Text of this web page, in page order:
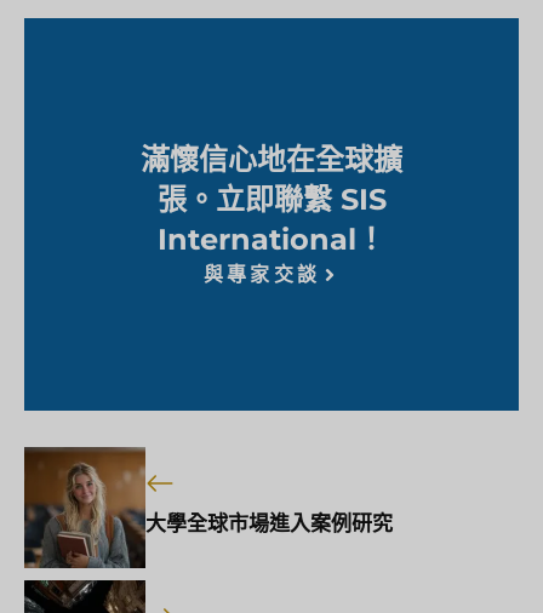
滿懷信心地在全球擴
張。立即聯繫 SIS
International！
與專家交談
大學全球市場進入案例研究